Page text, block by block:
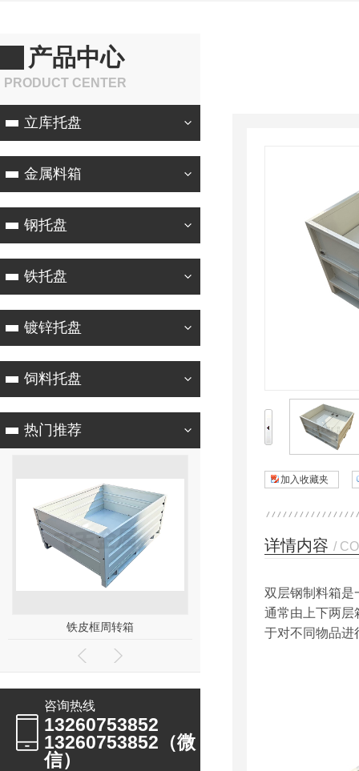
产品中心
PRODUCT CENTER
立库托盘
金属料箱
钢托盘
铁托盘
镀锌托盘
饲料托盘
热门推荐
加长款钢托盘 钢制盛漏（渗漏）托盘
咨询热线
13260753852
13260753852（微
信）
加入收藏夹
详情内容 /
双层钢制料箱是
通常由上下两层
于对不同物品进